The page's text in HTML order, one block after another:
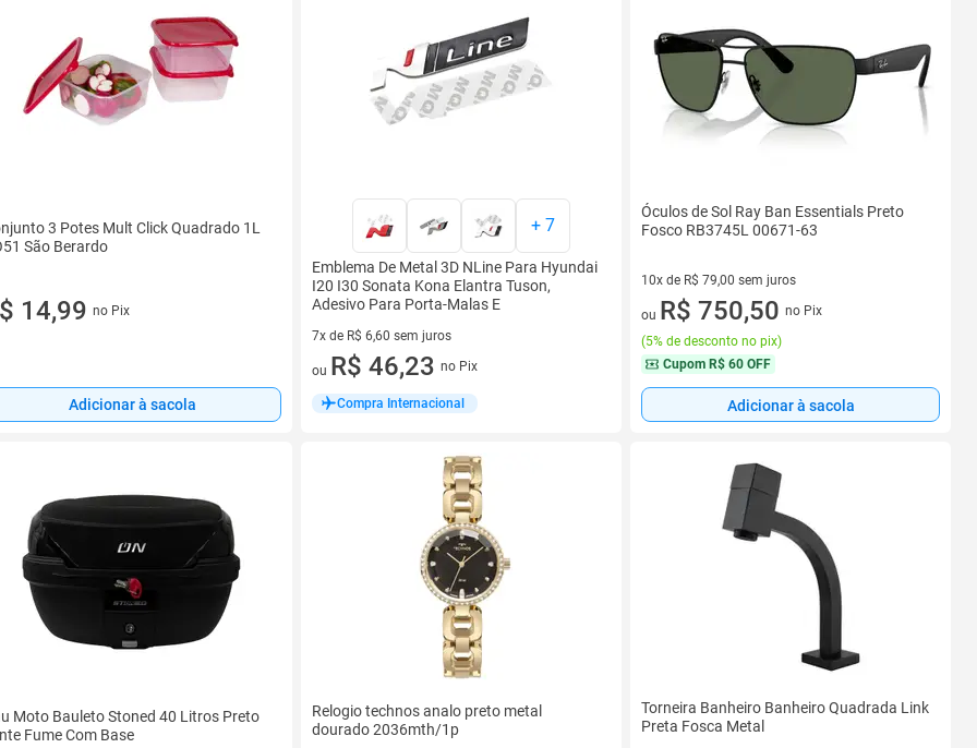
3 Potes Mult Click Quadrado 1L
São Berardo
14,99 no Pix
Adicionar à sacola
+ 7
Emblema De Metal 3D NLine Para Hyundai
I20 I30 Sonata Kona Elantra Tuson,
Adesivo Para Porta-Malas E
7x de R$ 6,60 sem juros
7 vez de R$ 6,60 sem juros
ou R$ 46,23 no Pix
Compra Internacional
Óculos de Sol Ray Ban Essentials Preto
Fosco RB3745L 00671-63
10x de R$ 79,00 sem juros
10 vez de R$ 79,00 sem juros
ou R$ 750,50 no Pix
(5% de desconto no pix)
Cupom R$ 60 OFF
Adicionar à sacola
Moto Bauleto Stoned 40 Litros Preto
Fume Com Base
Relogio technos analo preto metal
dourado 2036mth/1p
Torneira Banheiro Banheiro Quadrada Link
Preta Fosca Metal